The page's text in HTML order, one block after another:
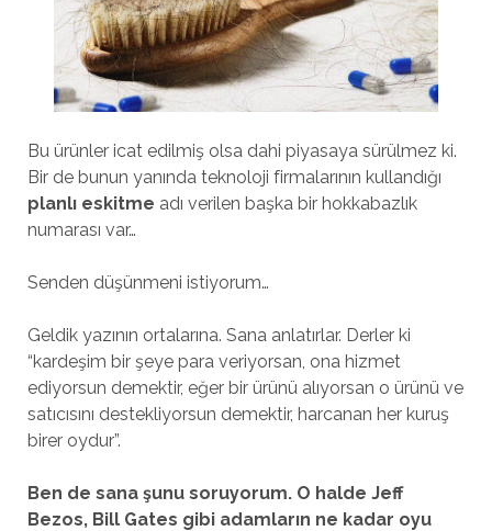
Bu ürünler icat edilmiş olsa dahi piyasaya sürülmez ki.
Bir de bunun yanında teknoloji firmalarının kullandığı
planlı eskitme adı verilen başka bir hokkabazlık
numarası var…
Senden düşünmeni istiyorum…
Geldik yazının ortalarına. Sana anlatırlar. Derler ki
“kardeşim bir şeye para veriyorsan, ona hizmet
ediyorsun demektir, eğer bir ürünü alıyorsan o ürünü ve
satıcısını destekliyorsun demektir, harcanan her kuruş
birer oydur”.
Ben de sana şunu soruyorum. O halde Jeff
Bezos, Bill Gates gibi adamların ne kadar oyu